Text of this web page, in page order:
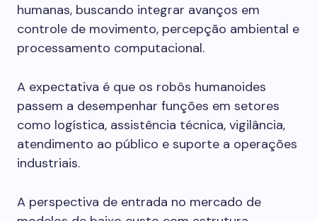
humanas, buscando integrar avanços em
controle de movimento, percepção ambiental e
processamento computacional.
A expectativa é que os robôs humanoides
passem a desempenhar funções em setores
como logística, assistência técnica, vigilância,
atendimento ao público e suporte a operações
industriais.
A perspectiva de entrada no mercado de